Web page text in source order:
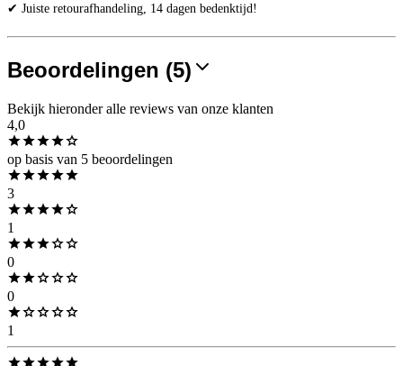
✔ Juiste retourafhandeling, 14 dagen bedenktijd!
Beoordelingen (5)
Bekijk hieronder alle reviews van onze klanten
4,0
op basis van 5 beoordelingen
3
1
0
0
1